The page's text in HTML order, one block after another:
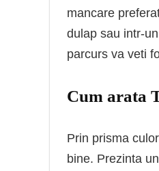
mancare
dulap sau intr-
parcurs va veti
Cum arata
Prin prisma
bine. Prezinta